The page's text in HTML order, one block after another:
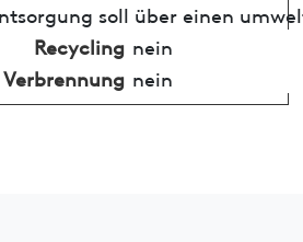
soll über einen
Recycling nein
Verbrennung nein